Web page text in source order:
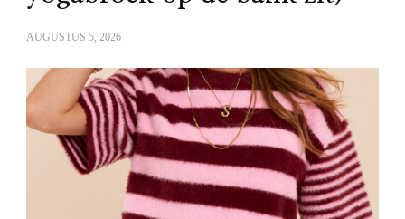
AUGUSTUS 5, 2026